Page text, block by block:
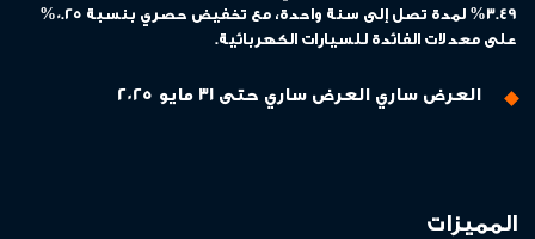
3.49% لمدة تصل إلى سنة واحدة، مع تخفيض حصري بنسبة 0.25%
على معدلات الفائدة للسيارات الكهربائية.
العرض ساري العرض ساري حتى 31 مايو 2025
المميزات